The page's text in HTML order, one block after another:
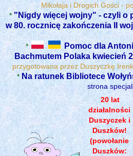
Mikołaja i Drogich Gości -
* "Nigdy więcej wojny" - czyli o
w 80. rocznicę zakończenia II
*
Pomoc dla
Bachmutem Polaka kwiecień
przygotowana przez Duszyczkę
* Na ratunek Bibliotece
strona
20 lat
działalności
Duszyczek i
Duszków!
(powołanie
Duszków: